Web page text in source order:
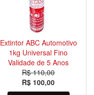
Extintor ABC Automotivo
1kg Universal Fino
Validade de 5 Anos
R$ 110,00
R$ 100,00